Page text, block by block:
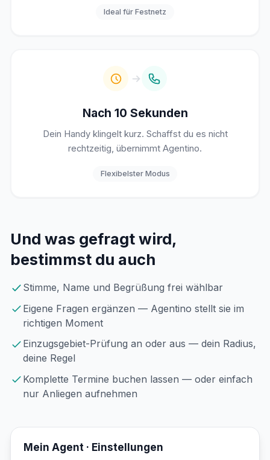
Ideal für Festnetz
Nach 10 Sekunden
Dein Handy klingelt kurz. Schaffst du es nicht
rechtzeitig, übernimmt Agentino.
Flexibelster Modus
Und was gefragt wird,
bestimmst du auch
Stimme, Name und Begrüßung frei wählbar
Eigene Fragen ergänzen — Agentino stellt sie im
richtigen Moment
Einzugsgebiet-Prüfung an oder aus — dein Radius,
deine Regel
Komplette Termine buchen lassen — oder einfach
nur Anliegen aufnehmen
Mein Agent · Einstellungen